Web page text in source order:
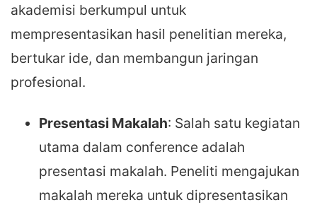
akademisi berkumpul untuk
mempresentasikan hasil penelitian mereka,
bertukar ide, dan membangun jaringan
profesional.
Presentasi Makalah: Salah satu kegiatan
utama dalam conference adalah
presentasi makalah. Peneliti mengajukan
makalah mereka untuk dipresentasikan